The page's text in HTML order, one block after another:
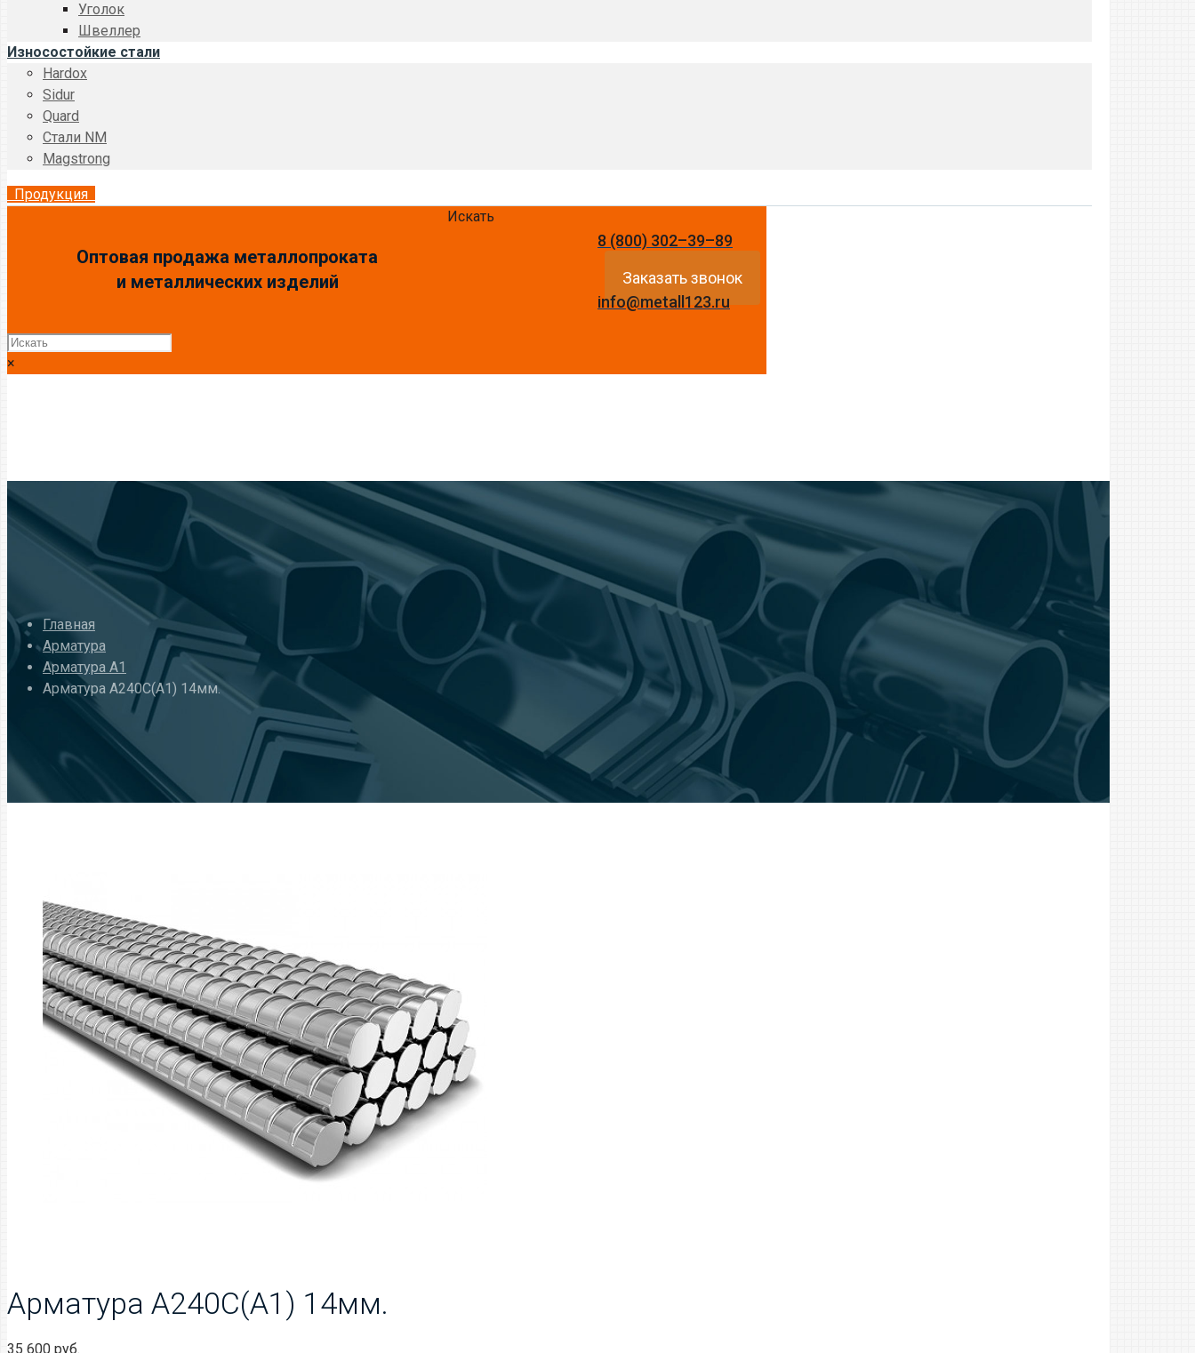
Уголок
Швеллер
Износостойкие стали
Hardox
Sidur
Quard
Стали NM
Magstrong
Продукция
Оптовая продажа металлопроката
и металлических изделий
8 (800) 302–39–89
Заказать звонок
info@metall123.ru
Искать
×
Главная
Арматура
Арматура А1
Арматура А240С(А1) 14мм.
Арматура А240С(А1) 14мм.
35 600 руб.